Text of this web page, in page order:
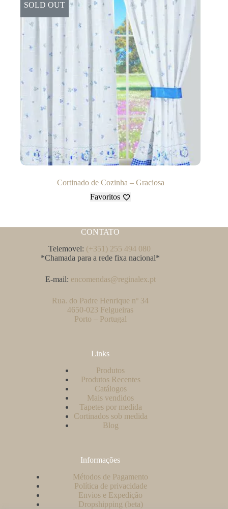
SOLD OUT
Cortinado de Cozinha – Graciosa
Favoritos
CONTATO
Telemovel: (+351) 255 494 080
*Chamada para a rede fixa nacional*
E-mail: encomendas@reginalex.pt
Rua. do Padre Henrique nº 34
4650-023 Felgueiras
Porto – Portugal
Links
Produtos
Produtos Recentes
Catálogos
Mais vendidos
Tapetes por medida
Cortinados sob medida
Blog
Informações
Métodos de Pagamento
Política de privacidade
Envios e Expedição
Dropshipping (beta)